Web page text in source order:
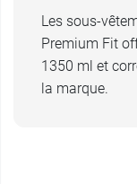
Les sous-
Premium Fit
1350 ml et
la marque.